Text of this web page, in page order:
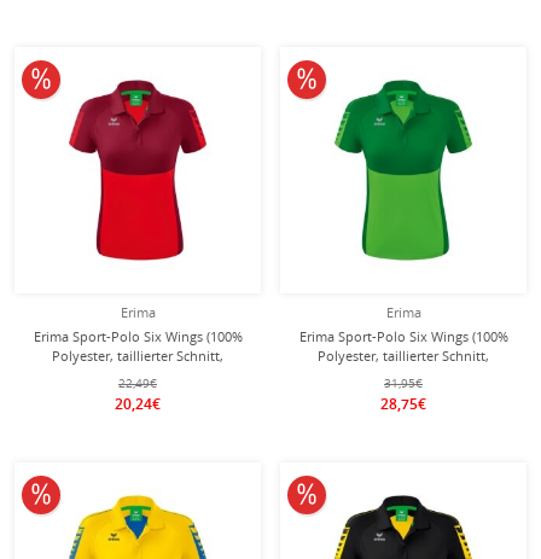
Erima
Erima Sport-Polo Six Wings (100%
Polyester, taillierter Schnitt,
schnelltrocknend) rot/bordeaux
Damen
22,49€
20,24€
10% reduziert
Erima
Erima Sport-Polo Six Wings (100%
Polyester, taillierter Schnitt,
schnelltrocknend) grün/smaragd
Damen
31,95€
28,75€
10% reduziert
10% reduziert 10% reduziert